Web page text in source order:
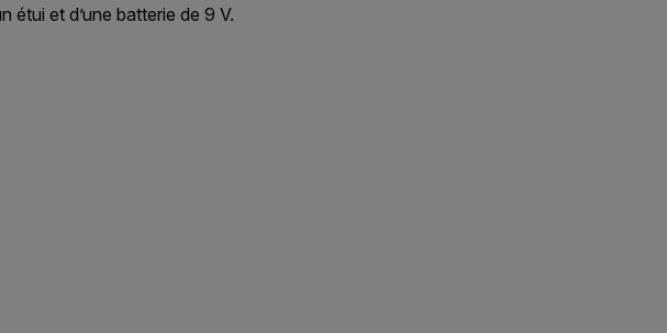
étui et d’une batterie de 9 V.